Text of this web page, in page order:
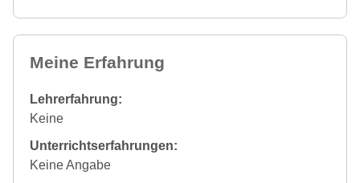
Meine Erfahrung
Lehrerfahrung:
Keine
Unterrichtserfahrungen:
Keine Angabe